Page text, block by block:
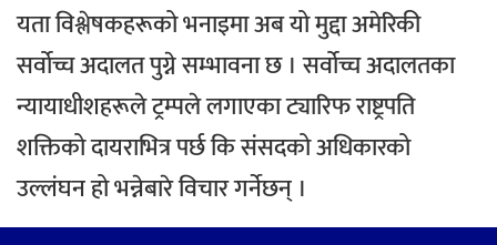
यताविश्लेषकहरूको भनाइमा अब यो मुद्दा अमेरिकी
सर्वोच्च अदालत पुग्ने सम्भावना छ । सर्वोच्च अदालतका
न्यायाधीशहरूले ट्रम्पले लगाएका ट्यारिफ राष्ट्रपति
शक्तिको दायराभित्र पर्छ कि संसदको अधिकारको
उल्लंघन हो भन्नेबारे विचार गर्नेछन् ।